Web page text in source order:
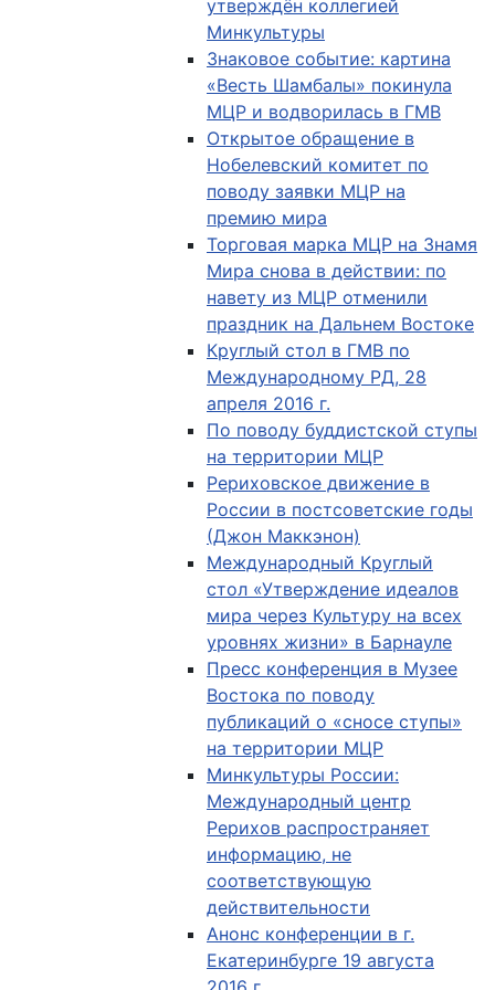
утверждён коллегией
Минкультуры
Знаковое событие: картина
«Весть Шамбалы» покинула
МЦР и водворилась в ГМВ
Открытое обращение в
Нобелевский комитет по
поводу заявки МЦР на
премию мира
Торговая марка МЦР на Знамя
Мира снова в действии: по
навету из МЦР отменили
праздник на Дальнем Востоке
Круглый стол в ГМВ по
Международному РД, 28
апреля 2016 г.
По поводу буддистской ступы
на территории МЦР
Рериховское движение в
России в постсоветские годы
(Джон Маккэнон)
Международный Круглый
стол «Утверждение идеалов
мира через Культуру на всех
уровнях жизни» в Барнауле
Пресс конференция в Музее
Востока по поводу
публикаций о «сносе ступы»
на территории МЦР
Минкультуры России:
Международный центр
Рерихов распространяет
информацию, не
соответствующую
действительности
Анонс конференции в г.
Екатеринбурге 19 августа